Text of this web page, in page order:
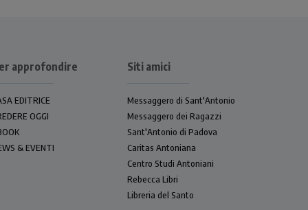
approfondire
EDITRICE
OGGI
& EVENTI
Siti amici
Messaggero di Sant'Antonio
Messaggero dei Ragazzi
Sant'Antonio di Padova
Caritas Antoniana
Centro Studi Antoniani
Rebecca Libri
Libreria del Santo